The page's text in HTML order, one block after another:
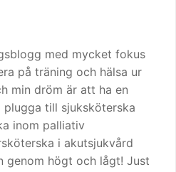
med mycket fokus
på träning och hälsa ur
min dröm är att ha en
till sjuksköterska
inom palliativ
i akutsjukvård
genom högt och lågt! Just